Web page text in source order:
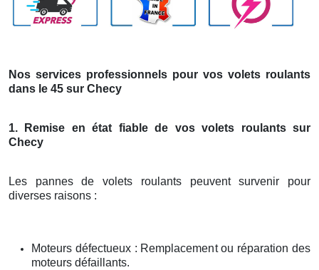
Nos services professionnels pour vos volets roulants
dans le 45 sur Checy
1. Remise en état fiable de vos volets roulants sur
Checy
Les pannes de volets roulants peuvent survenir pour
diverses raisons :
Moteurs défectueux : Remplacement ou réparation des
moteurs défaillants.